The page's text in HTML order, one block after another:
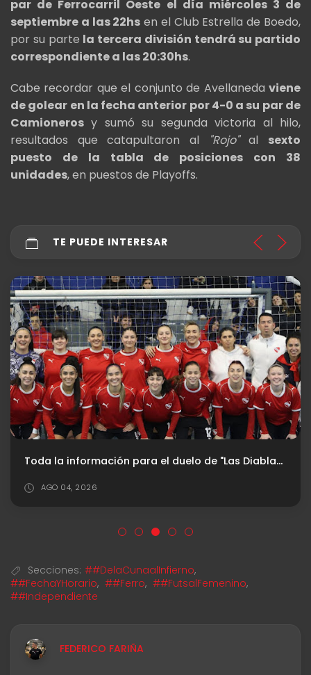
par de Ferrocarril Oeste el día miércoles 3 de
septiembre a las 22hs en el Club Estrella de Boedo,
por su parte la tercera división tendrá su partido
correspondiente a las 20:30hs.
Cabe recordar que el conjunto de Avellaneda viene
de golear en la fecha anterior por 4-0 a su par de
Camioneros y sumó su segunda victoria al hilo,
resultados que catapultaron al "Rojo"al sexto
puesto de la tabla de posiciones con 38
unidades, en puestos de Playoffs.
TE PUEDE INTERESAR
Toda la información para el duelo de "Las Diablas" en Copa Argentina
AGO 04, 2026
Secciones: ##DelaCunaalInfierno,
##FechaYHorario, ##Ferro, ##FutsalFemenino,
##Independiente
FEDERICO FARIÑA